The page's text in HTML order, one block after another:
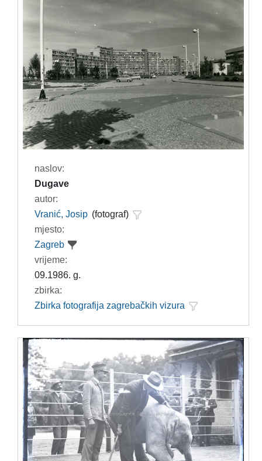
naslov:
Dugave
autor:
Vranić, Josip (fotograf)
mjesto:
Zagreb
vrijeme:
09.1986. g.
zbirka:
Zbirka fotografija zagrebačkih vizura